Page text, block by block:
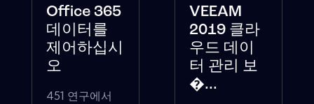
Office 365
데이터를
제어하십시
오
451 연구에서
VEEAM
2019 클라
우드 데이
터 관리 보
�...